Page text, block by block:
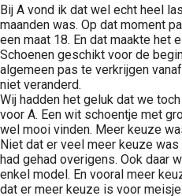
Bij A vond ik dat wel echt heel
maanden was. Op dat moment
een maat 18. En dat maakte het
Schoenen geschikt voor de
algemeen pas te verkrijgen
niet veranderd.
Wij hadden het geluk dat we
voor A. Een wit schoentje met
wel mooi vinden. Meer keuze
Niet dat er veel meer keuze
had gehad overigens. Ook daar
enkel model. En vooral meer
dat er meer keuze is voor